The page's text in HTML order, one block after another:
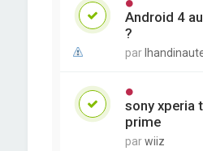
Android 4
?
par
sony xperia
prime
parwiiz